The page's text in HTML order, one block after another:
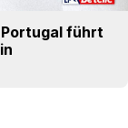
Portugal führt